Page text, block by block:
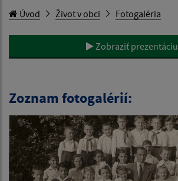
Úvod Život v obci Fotogaléria
Zobraziť prezentáciu
Zoznam fotogalérií: